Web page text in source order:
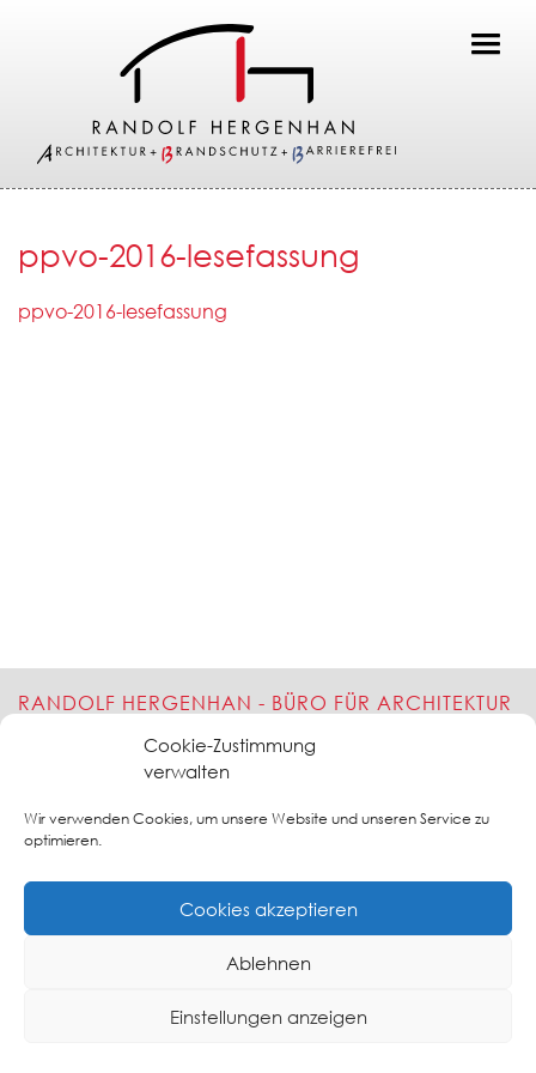
Cookie-Zustimmung
verwalten
Wir verwenden Cookies, um unsere Website und unseren Service zu
optimieren.
Cookies akzeptieren
Ablehnen
Einstellungen anzeigen
ppvo-2016-lesefassung
ppvo-2016-lesefassung
RANDOLF HERGENHAN - BÜRO FÜR ARCHITEKTUR
Freischaffender Architekt- Dipl.-Ing.(FH) - Geprüfter Sachverständiger für
30 - www.brandschutz-kiel.de
DATENSCHUTZERKLÄRUNG